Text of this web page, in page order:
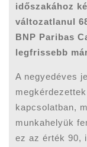
időszakához
változatlanul
BNP Paribas
legfrissebb
A negyedéves
kapcsolatban,
munkahelyük
ez az érték 90,